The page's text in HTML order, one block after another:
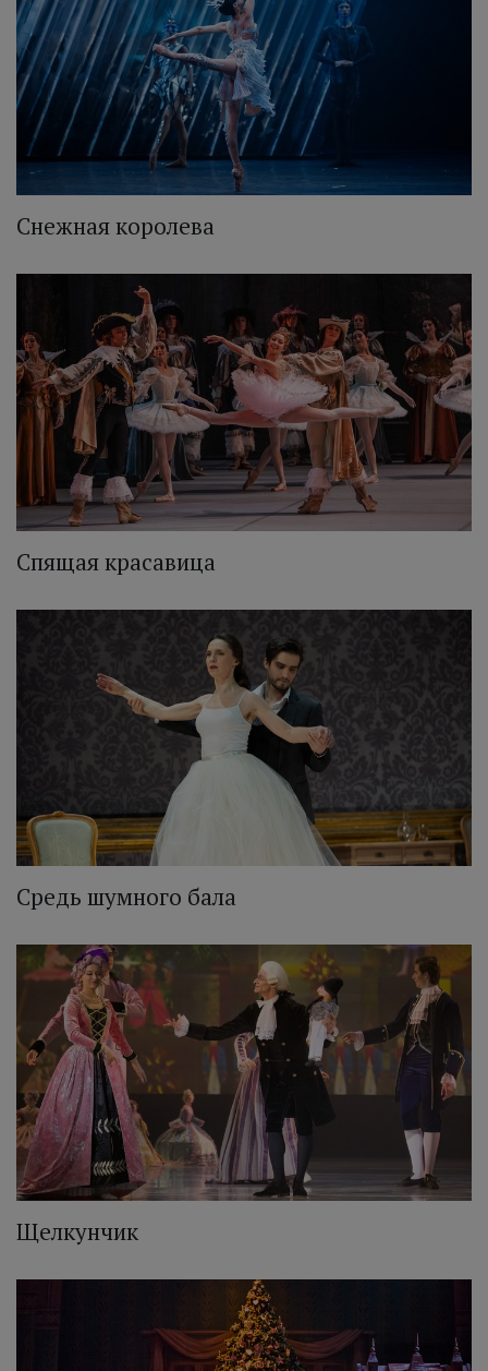
Снежная королева
Спящая красавица
Средь шумного бала
Щелкунчик